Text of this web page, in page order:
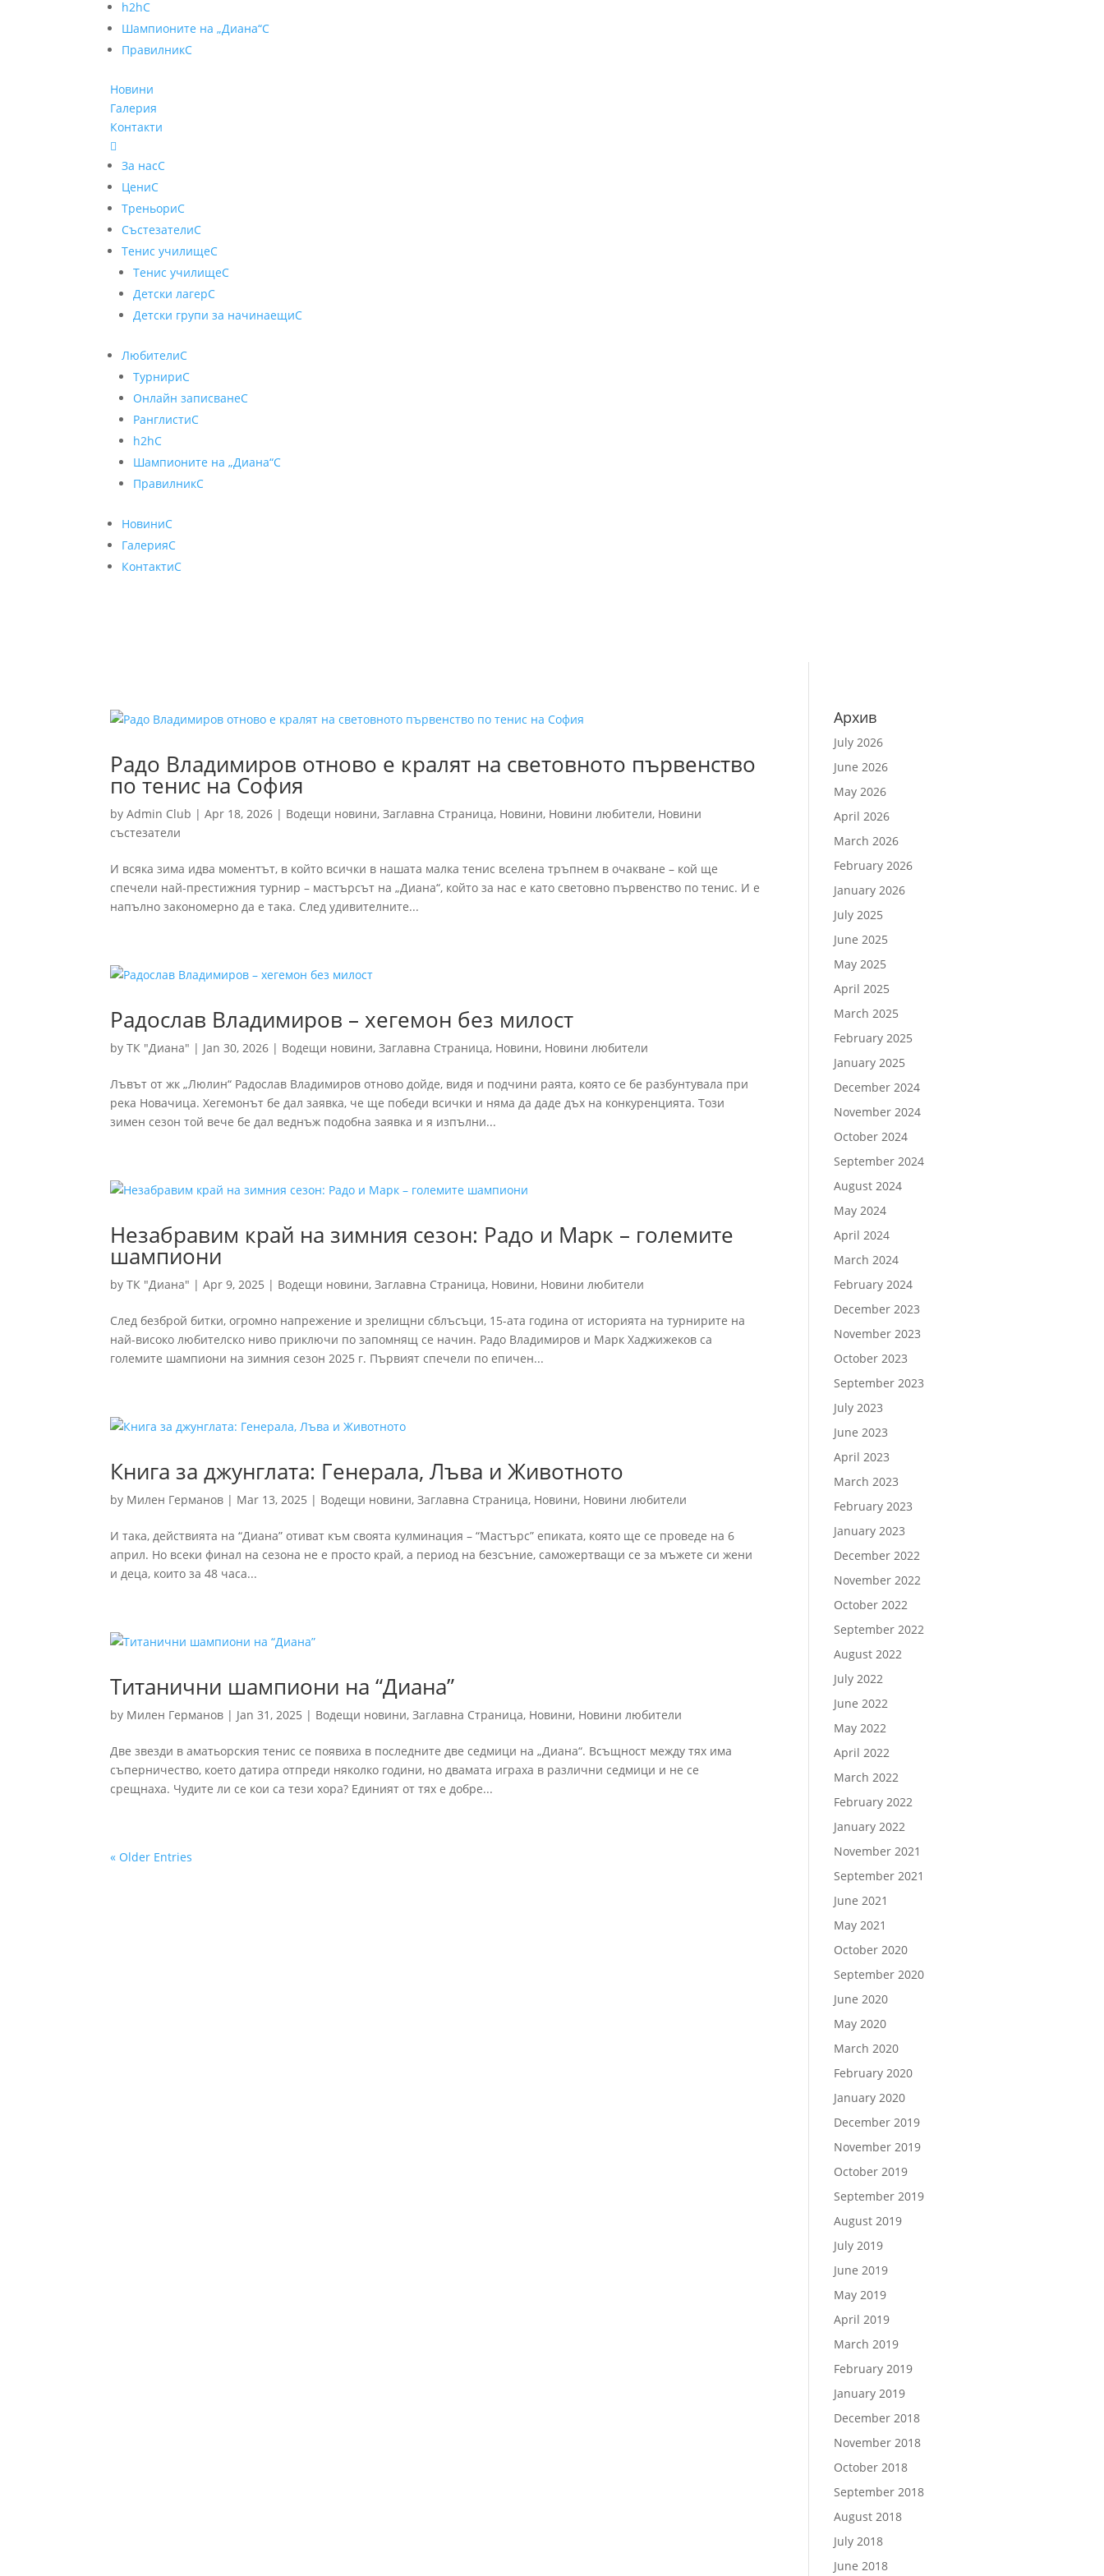
h2hC
Шампионите на „Диана“C
ПравилникC
Новини
Галерия
Контакти

За насC
ЦениC
ТреньориC
СъстезателиC
Тенис училищеC
Тенис училищеC
Детски лагерC
Детски групи за начинаещиC
ЛюбителиC
ТурнириC
Онлайн записванеC
РанглистиC
h2hC
Шампионите на „Диана“C
ПравилникC
НовиниC
ГалерияC
КонтактиC
Радо Владимиров отново е кралят на световното първенство
по тенис на София
byAdmin Club |Apr 18, 2026 | Водещи новини,Заглавна Страница, Новини, Новини любители, Новини
състезатели
И всяка зима идва моментът, в който всички в нашата малка тенис вселена тръпнем в очакване – кой ще
спечели най-престижния турнир – мастърсът на „Диана“, който за нас е като световно първенство по тенис. И е
напълно закономерно да е така. След удивителните...
Радослав Владимиров – хегемон без милост
byТК "Диана" | Jan 30, 2026 | Водещи новини,Заглавна Страница, Новини, Новини любители
Лъвът от жк „Люлин“ Радослав Владимиров отново дойде, видя и подчини раята, която се бе разбунтувала при
река Новачица. Хегемонът бе дал заявка, че ще победи всички и няма да даде дъх на конкуренцията. Този
зимен сезон той вече бе дал веднъж подобна заявка и я изпълни...
Незабравим край на зимния сезон: Радо и Марк – големите
шампиони
byТК "Диана" |Apr 9, 2025 | Водещи новини,Заглавна Страница, Новини, Новини любители
След безброй битки, огромно напрежение и зрелищни сблъсъци, 15-ата година от историята на турнирите на
най-високо любителско ниво приключи по запомнящ се начин. Радо Владимиров и Марк Хаджижеков са
големите шампиони на зимния сезон 2025 г. Първият спечели по епичен...
Книга за джунглата: Генерала, Лъва и Животното
by Милен Германов | Mar 13, 2025 | Водещи новини,Заглавна Страница, Новини, Новини любители
И така, действията на “Диана” отиват към своята кулминация – “Мастърс” епиката, която ще се проведе на 6
април. Но всеки финал на сезона не е просто край, а период на безсъние, саможертващи се за мъжете си жени
и деца, които за 48 часа...
Титанични шампиони на “Диана”
by Милен Германов | Jan 31, 2025 | Водещи новини,Заглавна Страница, Новини, Новини любители
Две звезди в аматьорския тенис се появиха в последните две седмици на „Диана“. Всъщност между тях има
съперничество, което датира отпреди няколко години, но двамата играха в различни седмици и не се
срещнаха. Чудите ли се кои са тези хора? Единият от тях е добре...
« Older Entries
Архив
July 2026
June 2026
May 2026
April 2026
March 2026
February 2026
January 2026
July 2025
June 2025
May 2025
April 2025
March 2025
February 2025
January 2025
December 2024
November 2024
October 2024
September 2024
August 2024
May 2024
April 2024
March 2024
February 2024
December 2023
November 2023
October 2023
September 2023
July 2023
June 2023
April 2023
March 2023
February 2023
January 2023
December 2022
November 2022
October 2022
September 2022
August 2022
July 2022
June 2022
May 2022
April 2022
March 2022
February 2022
January 2022
November 2021
September 2021
June 2021
May 2021
October 2020
September 2020
June 2020
May 2020
March 2020
February 2020
January 2020
December 2019
November 2019
October 2019
September 2019
August 2019
July 2019
June 2019
May 2019
April 2019
March 2019
February 2019
January 2019
December 2018
November 2018
October 2018
September 2018
August 2018
July 2018
June 2018